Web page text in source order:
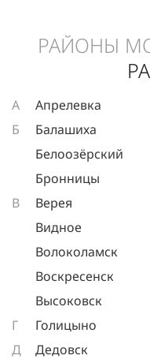
РАЙОНЫ
А
Апрелевка
Б
Балашиха
Белоозёрский
Бронницы
В
Верея
Видное
Волоколамск
Воскресенск
Высоковск
Г
Голицыно
Д
Дедовск